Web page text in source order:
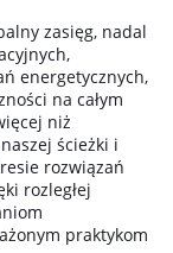
zasięg, nadal
energetycznych,
na całym
niż
ścieżki i
rozwiązań
rozległej
praktykom